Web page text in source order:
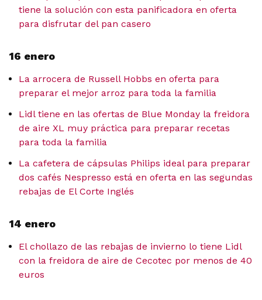
tiene la solución con esta panificadora en oferta
para disfrutar del pan casero
16 enero
La arrocera de Russell Hobbs en oferta para
preparar el mejor arroz para toda la familia
Lidl tiene en las ofertas de Blue Monday la freidora
de aire XL muy práctica para preparar recetas
para toda la familia
La cafetera de cápsulas Philips ideal para preparar
dos cafés Nespresso está en oferta en las segundas
rebajas de El Corte Inglés
14 enero
El chollazo de las rebajas de invierno lo tiene Lidl
con la freidora de aire de Cecotec por menos de 40
euros